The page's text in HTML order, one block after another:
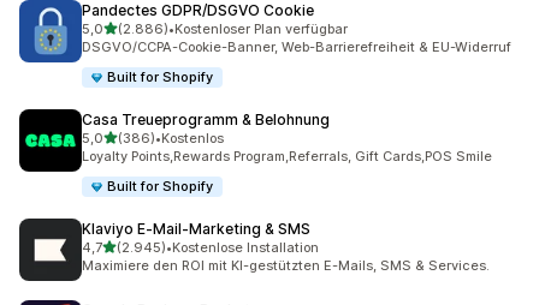
Pandectes GDPR/DSGVO Cookie
5,0von 5 Sternen
(2.886)
2886 Rezensionen insgesamt
•Kostenloser Plan verfügbar
DSGVO/CCPA-Cookie-Banner, Web-Barrierefreiheit & EU-Widerruf
Built for Shopify
Casa Treueprogramm & Belohnung
5,0von 5 Sternen
(386)
386 Rezensionen insgesamt
•Kostenlos
Loyalty Points,Rewards Program,Referrals, Gift Cards,POS Smile
Built for Shopify
Klaviyo E‑Mail‑Marketing & SMS
4,7von 5 Sternen
(2.945)
2945 Rezensionen insgesamt
•Kostenlose Installation
Maximiere den ROI mit KI-gestützten E-Mails, SMS & Services.